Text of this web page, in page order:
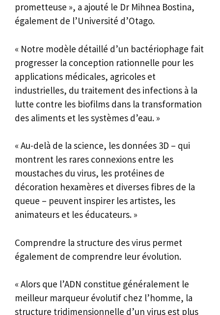
prometteuse », a ajouté le Dr Mihnea Bostina,
également de l’Université d’Otago.
« Notre modèle détaillé d’un bactériophage fait
progresser la conception rationnelle pour les
applications médicales, agricoles et
industrielles, du traitement des infections à la
lutte contre les biofilms dans la transformation
des aliments et les systèmes d’eau. »
« Au-delà de la science, les données 3D – qui
montrent les rares connexions entre les
moustaches du virus, les protéines de
décoration hexamères et diverses fibres de la
queue – peuvent inspirer les artistes, les
animateurs et les éducateurs. »
Comprendre la structure des virus permet
également de comprendre leur évolution.
« Alors que l’ADN constitue généralement le
meilleur marqueur évolutif chez l’homme, la
structure tridimensionnelle d’un virus est plus